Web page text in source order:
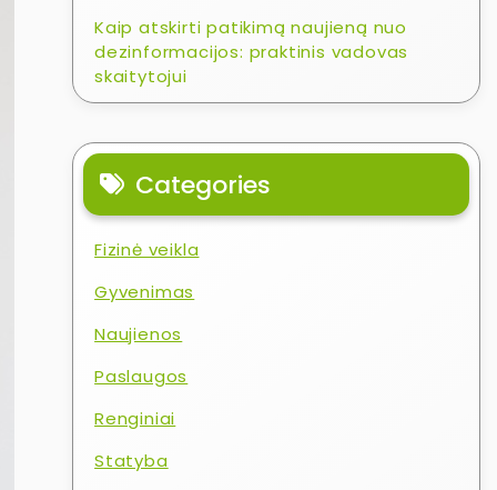
Kaip atskirti patikimą naujieną nuo
dezinformacijos: praktinis vadovas
skaitytojui
Categories
Fizinė veikla
Gyvenimas
Naujienos
Paslaugos
Renginiai
Statyba